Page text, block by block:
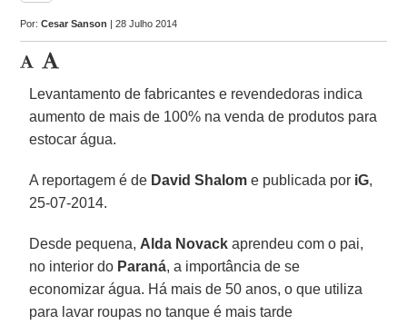
Por:Cesar Sanson | 28 Julho 2014
Levantamento de fabricantes e revendedoras indica
aumento de mais de 100% na venda de produtos para
estocar água.
A reportagem é de David Shalom e publicada por iG,
25-07-2014.
Desde pequena, Alda Novack aprendeu com o pai,
no interior do Paraná, a importância de se
economizar água. Há mais de 50 anos, o que utiliza
para lavar roupas no tanque é mais tarde